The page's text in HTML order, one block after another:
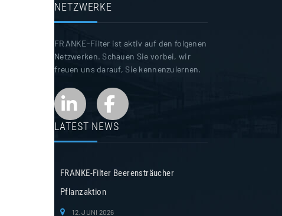
NETZWERKE
FRANKE-Filter ist aktiv auf den folgenen
Netzwerken. Schauen Sie vorbei, wir
freuen uns darauf, Sie kennenzulernen.
LATEST NEWS
FRANKE-Filter Beerensträucher
Pflanzaktion
12. JUNI 2026